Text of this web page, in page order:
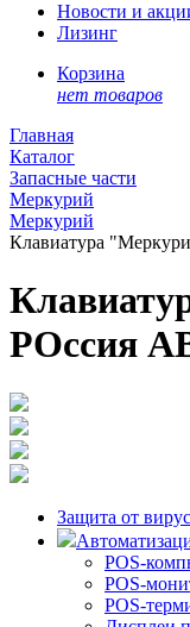
Новости и
Лизинг
Корзина
нет товаров
Главная
Каталог
Запасные части
Меркурий
Меркурий
Клавиатура
РОссия
Защита от
POS-
POS-
POS-